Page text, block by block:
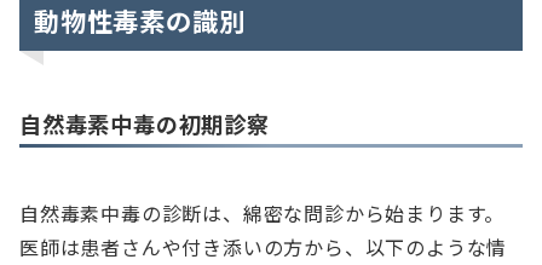
動物性毒素の識別
自然毒素中毒の初期診察
自然毒素中毒の診断は、綿密な問診から始まります。
医師は患者さんや付き添いの方から、以下のような情